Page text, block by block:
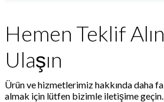
Hemen Teklif
Ulaşın
Ürün ve hizmetlerimiz hakkında daha
almak için lütfen bizimle iletişime geçin.